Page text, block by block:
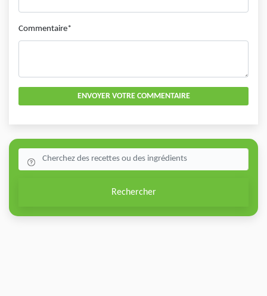
Commentaire*
ENVOYER VOTRE COMMENTAIRE
Rechercher